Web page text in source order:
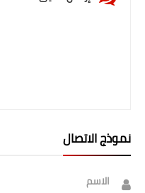
نموذج الاتصال
الاسم